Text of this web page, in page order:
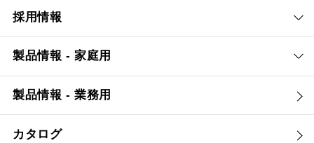
採用情報
製品情報 - 家庭用
製品情報 - 業務用
カタログ